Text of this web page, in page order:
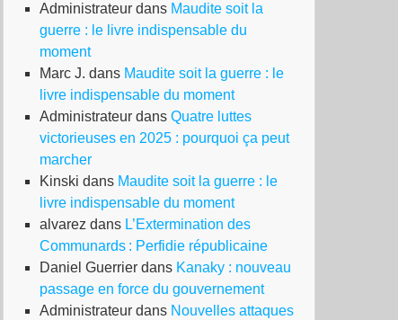
Administrateur dans Maudite soit la
guerre : le livre indispensable du
moment
Marc J. dans Maudite soit la guerre : le
livre indispensable du moment
Administrateur dans Quatre luttes
victorieuses en 2025 : pourquoi ça peut
marcher
Kinski dans Maudite soit la guerre : le
livre indispensable du moment
alvarez dans L’Extermination des
Communards : Perfidie républicaine
Daniel Guerrier dans Kanaky : nouveau
passage en force du gouvernement
Administrateur dans Nouvelles attaques